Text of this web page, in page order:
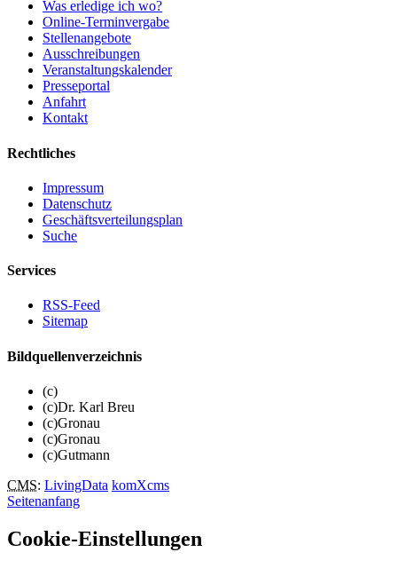
Was erledige ich wo?
Online-Terminvergabe
Stellenangebote
Ausschreibungen
Veranstaltungskalender
Presseportal
Anfahrt
Kontakt
Rechtliches
Impressum
Datenschutz
Geschäftsverteilungsplan
Suche
Services
RSS-Feed
Sitemap
Bildquellenverzeichnis
(c)
(c)Dr. Karl Breu
(c)Gronau
(c)Gronau
(c)Gutmann
CMS: LivingData komXcms
Seitenanfang
Cookie-Einstellungen